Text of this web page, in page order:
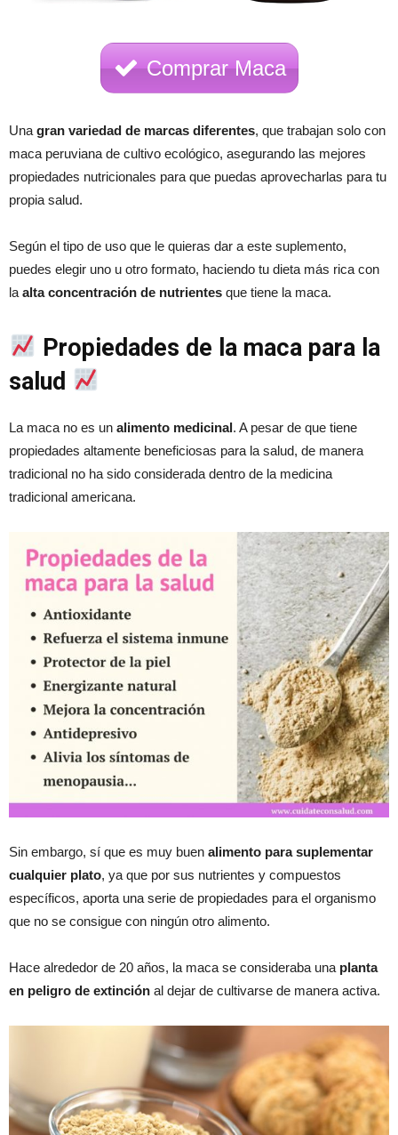
Comprar Maca
Una gran variedad de marcas diferentes, que trabajan solo con
maca peruviana de cultivo ecológico, asegurando las mejores
propiedades nutricionales para que puedas aprovecharlas para tu
propia salud.
Según el tipo de uso que le quieras dar a este suplemento,
puedes elegir uno u otro formato, haciendo tu dieta más rica con
la alta concentración de nutrientes que tiene la maca.
Propiedades de la maca para la
salud
La maca no es un alimento medicinal. A pesar de que tiene
propiedades altamente beneficiosas para la salud, de manera
tradicional no ha sido considerada dentro de la medicina
tradicional americana.
Sin embargo, sí que es muy buen alimento para suplementar
cualquier plato, ya que por sus nutrientes y compuestos
específicos, aporta una serie de propiedades para el organismo
que no se consigue con ningún otro alimento.
Hace alrededor de 20 años, la maca se consideraba una planta
en peligro de extinción al dejar de cultivarse de manera activa.